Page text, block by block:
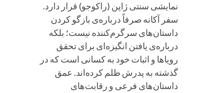
نمایشی سنتی ژاپن (راکوجو) قرار دارد.
سفر آکانه صرفاً درباره‌ی بازگو کردن
داستان‌های سرگرم‌کننده نیست؛ بلکه
درباره‌ی یافتن انگیزه‌ای برای تحقق
رویاها و اثبات خود به کسانی است که در
گذشته به پدرش ظلم کرده‌اند. عمق
داستان‌های فرعی و رقابت‌های